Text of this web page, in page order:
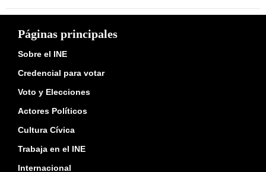
Páginas principales
Sobre el INE
Credencial para votar
Voto y Elecciones
Actores Políticos
Cultura Cívica
Trabaja en el INE
Internacional